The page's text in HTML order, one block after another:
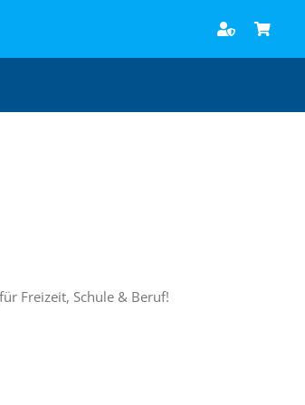
Freizeit, Schule & Beruf!